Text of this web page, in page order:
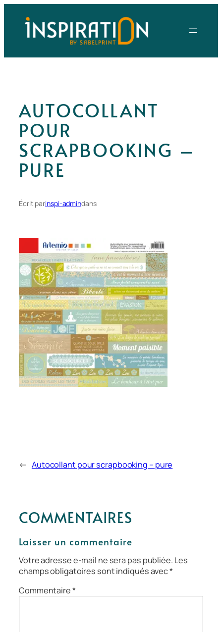
contenu
AUTOCOLLANT
POUR
SCRAPBOOKING –
PURE
Écrit parinspi-admindans
← Autocollant pour scrapbooking – pure
COMMENTAIRES
Laisser un commentaire
Votre adresse e-mail ne sera pas publiée. Les
champs obligatoires sont indiqués avec*
Commentaire*